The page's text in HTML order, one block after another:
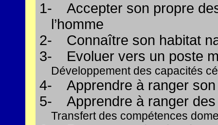
1-
Accepter son propre
l’homme
2-
Connaître son habitat
3-
Evoluer vers un poste
Développement des capacités
4-
Apprendre à ranger
5-
Apprendre à ranger
Transfert des compétences